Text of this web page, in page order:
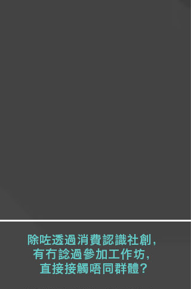
除咗透過消費認識社創，
有冇諗過參加工作坊，
直接接觸唔同群體？